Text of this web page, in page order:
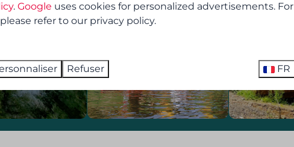
. Google uses cookies for personalized advertisements. For
refer to our privacy policy.
Refuser FR